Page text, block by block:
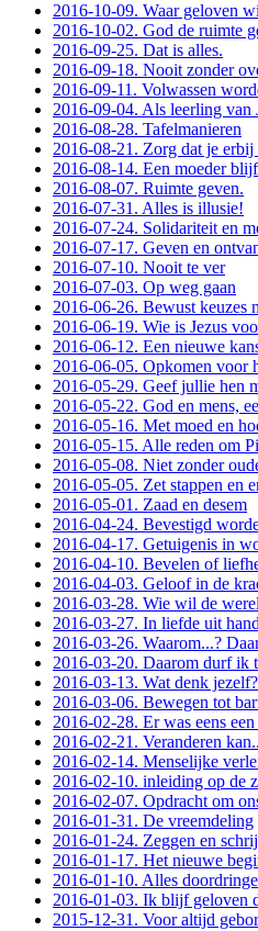
2016-10-09. Waar geloven
2016-10-02. God de ruimte
2016-09-25. Dat is alles.
2016-09-18. Nooit zonder
2016-09-11. Volwassen
2016-09-04. Als leerling van
2016-08-28. Tafelmanieren
2016-08-21. Zorg dat je erbij
2016-08-14. Een moeder
2016-08-07. Ruimte geven.
2016-07-31. Alles is illusie!
2016-07-24. Solidariteit en
2016-07-17. Geven en
2016-07-10. Nooit te ver
2016-07-03. Op weg gaan
2016-06-26. Bewust keuzes
2016-06-19. Wie is Jezus
2016-06-12. Een nieuwe
2016-06-05. Opkomen voor
2016-05-29. Geef jullie hen
2016-05-22. God en mens,
2016-05-16. Met moed en
2016-05-15. Alle reden om
2016-05-08. Niet zonder
2016-05-05. Zet stappen en
2016-05-01. Zaad en desem
2016-04-24. Bevestigd
2016-04-17. Getuigenis in
2016-04-10. Bevelen of
2016-04-03. Geloof in de
2016-03-28. Wie wil de
2016-03-27. In liefde uit
2016-03-26. Waarom...?
2016-03-20. Daarom durf ik
2016-03-13. Wat denk jezelf?
2016-03-06. Bewegen tot
2016-02-28. Er was eens een
2016-02-21. Veranderen
2016-02-14. Menselijke
2016-02-10. inleiding op de
2016-02-07. Opdracht om
2016-01-31. De vreemdeling
2016-01-24. Zeggen en
2016-01-17. Het nieuwe
2016-01-10. Alles
2016-01-03. Ik blijf geloven
2015-12-31. Voor altijd